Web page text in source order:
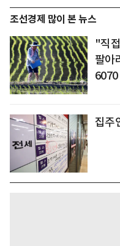
조선경제 많이 본 뉴스
"직
팔아
6070
집주